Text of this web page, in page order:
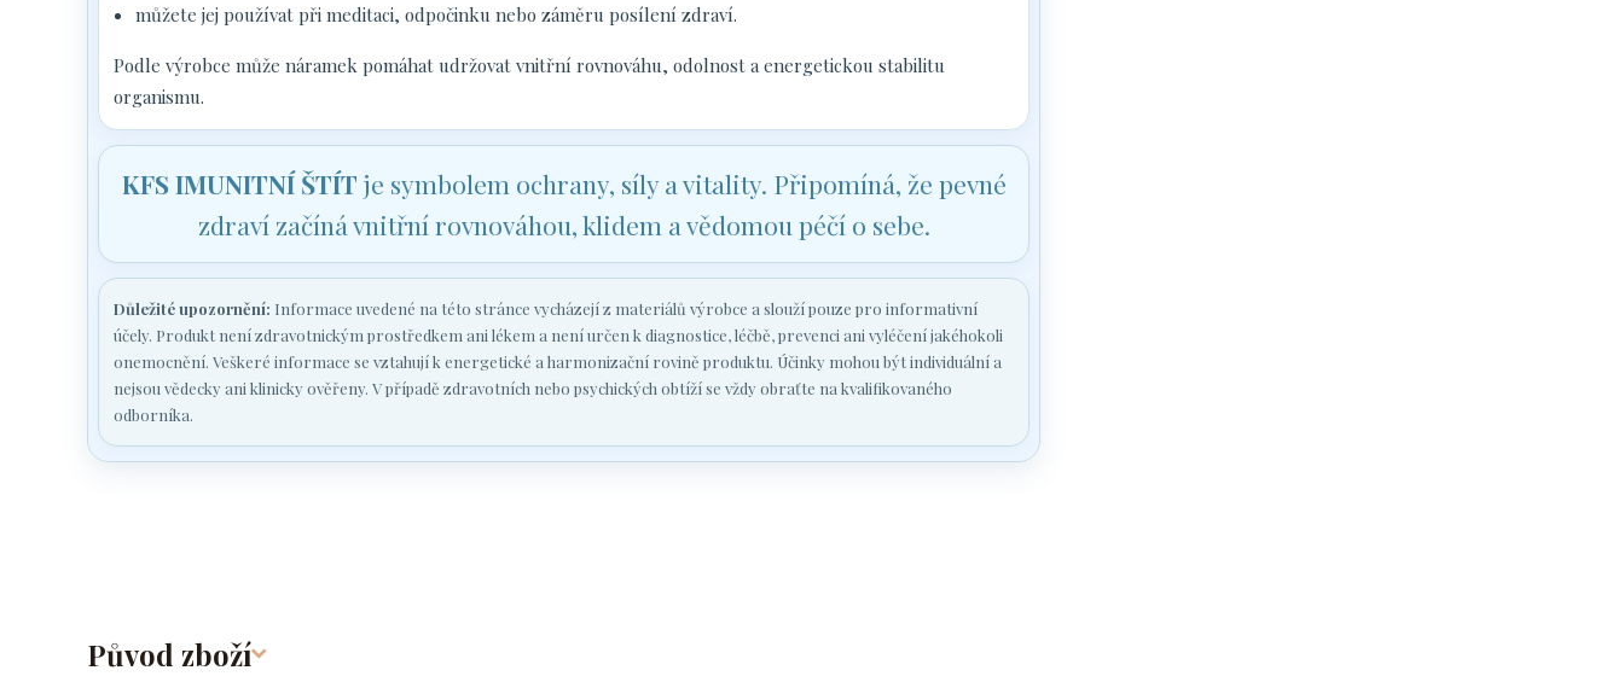
můžete jej používat při meditaci, odpočinku nebo záměru posílení zdraví.
Podle výrobce může náramek pomáhat udržovat vnitřní rovnováhu, odolnost a energetickou stabilitu
organismu.
KFS IMUNITNÍ ŠTÍT je symbolem ochrany, síly a vitality. Připomíná, že pevné
zdraví začíná vnitřní rovnováhou, klidem a vědomou péčí o sebe.
Důležité upozornění: Informace uvedené na této stránce vycházejí z materiálů výrobce a slouží pouze pro informativní
účely. Produkt není zdravotnickým prostředkem ani lékem a není určen k diagnostice, léčbě, prevenci ani vyléčení jakéhokoli
onemocnění. Veškeré informace se vztahují k energetické a harmonizační rovině produktu. Účinky mohou být individuální a
nejsou vědecky ani klinicky ověřeny. V případě zdravotních nebo psychických obtíží se vždy obraťte na kvalifikovaného
odborníka.
Původ zboží